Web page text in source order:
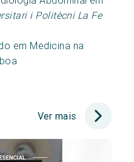
i Politècni La Fe
em Medicina na
Ver mais